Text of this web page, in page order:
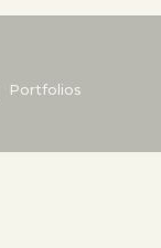
Portfolios